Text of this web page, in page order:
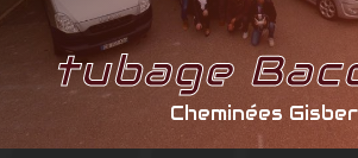
tubage
Cheminées